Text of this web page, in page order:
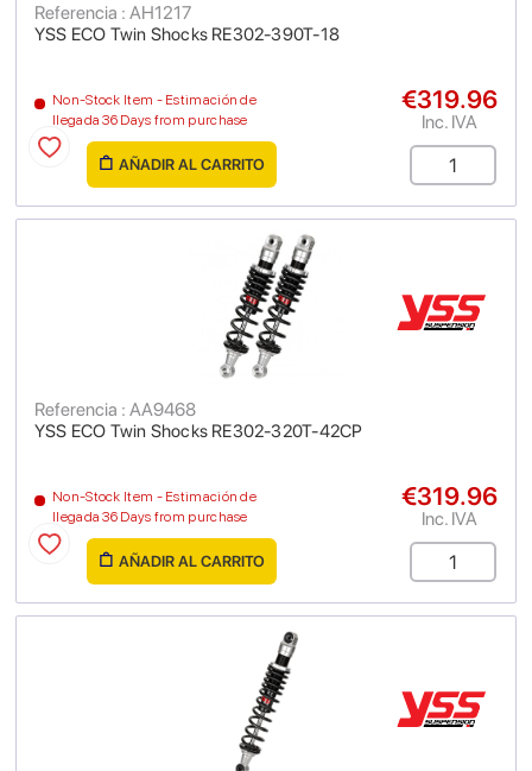
YSS ECO Twin Shocks RE302-390T-18
Referencia : AH1217
Non-Stock Item - Estimación de
llegada 36 Days from purchase
€319.96
Inc. IVA
AÑADIR AL CARRITO
YSS ECO Twin Shocks RE302-320T-42CP
Referencia : AA9468
Non-Stock Item - Estimación de
llegada 36 Days from purchase
€319.96
Inc. IVA
AÑADIR AL CARRITO